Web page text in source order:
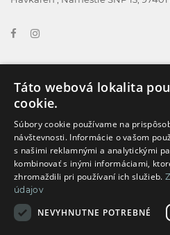
GDPR
Cookies
Všeobecné obchodné
Reklamčný formulár
Formulár na odstúpenie od zmluvy
Táto webová lokalita
cookie.
Súbory cookie používame na
návštevnosti. Informácie o vašom
s našimi reklamnými a analytickými
kombinovať s inými informáciami,
zhromaždili pri používaní ich služieb.
údajov
NEVYHNUTNE POTREBNÉ